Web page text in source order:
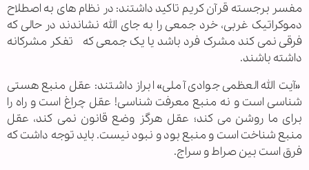
مفسر برجسته قرآن کریم تاکید داشتند: در نظام های به اصطلاح
دموکراتیک غربی، خرد جمعی را به جای الله نشاندند در حالی که
فرقی نمی کند مشرک فرد باشد یا یک جمعی که تفکر مشرکانه
داشته باشند.
«آیت الله العظمی جوادی آملی» ابراز داشتند: عقل منبع هستی
شناسی است و نه منبع معرفت شناسی! عقل چراغ است و راه را
برای ما روشن می کند؛ عقل هرگز وضع قانون نمی کند، عقل
منبع شناخت است و منبع بود و نبود نیست. باید توجه داشت که
فرق است بین صراط و سراج.